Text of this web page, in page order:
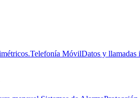
Telefonía MóvilDatos y llamadas